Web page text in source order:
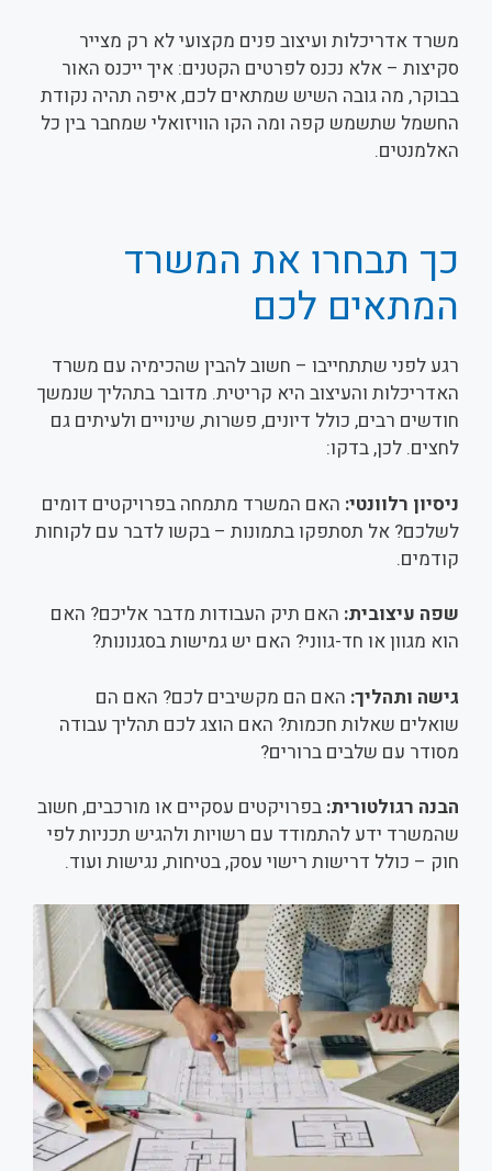
משרד אדריכלות ועיצוב פנים מקצועי לא רק מצייר
סקיצות – אלא נכנס לפרטים הקטנים: איך ייכנס האור
בבוקר, מה גובה השיש שמתאים לכם, איפה תהיה נקודת
החשמל שתשמש קפה ומה הקו הוויזואלי שמחבר בין כל
האלמנטים.
כך תבחרו את המשרד
המתאים לכם
רגע לפני שתתחייבו – חשוב להבין שהכימיה עם משרד
האדריכלות והעיצוב היא קריטית. מדובר בתהליך שנמשך
חודשים רבים, כולל דיונים, פשרות, שינויים ולעיתים גם
לחצים. לכן, בדקו:
ניסיון רלוונטי: האם המשרד מתמחה בפרויקטים דומים
לשלכם? אל תסתפקו בתמונות – בקשו לדבר עם לקוחות
קודמים.
שפה עיצובית: האם תיק העבודות מדבר אליכם? האם
הוא מגוון או חד-גווני? האם יש גמישות בסגנונות?
גישה ותהליך: האם הם מקשיבים לכם? האם הם
שואלים שאלות חכמות? האם הוצג לכם תהליך עבודה
מסודר עם שלבים ברורים?
הבנה רגולטורית: בפרויקטים עסקיים או מורכבים, חשוב
שהמשרד ידע להתמודד עם רשויות ולהגיש תכניות לפי
חוק – כולל דרישות רישוי עסק, בטיחות, נגישות ועוד.